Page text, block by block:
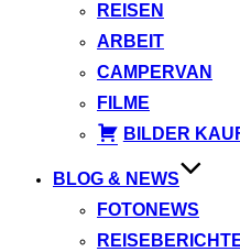
REISEN
ARBEIT
CAMPERVAN
FILME
BILDER
BLOG & NEWS
FOTONEWS